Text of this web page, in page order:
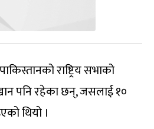
राष्ट्रिय सभाको
पनि रहेका छन्, जसलाई १०
थियो ।